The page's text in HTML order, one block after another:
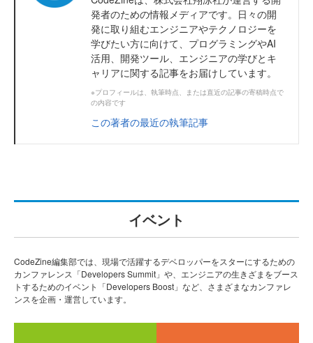
発者のための情報メディアです。日々の開
発に取り組むエンジニアやテクノロジーを
学びたい方に向けて、プログラミングやAI
活用、開発ツール、エンジニアの学びとキ
ャリアに関する記事をお届けしています。
※プロフィールは、執筆時点、または直近の記事の寄稿時点で
の内容です
この著者の最近の執筆記事
イベント
CodeZine編集部では、現場で活躍するデベロッパーをスターにするための
カンファレンス「Developers Summit」や、エンジニアの生きざまをブース
トするためのイベント「Developers Boost」など、さまざまなカンファレ
ンスを企画・運営しています。